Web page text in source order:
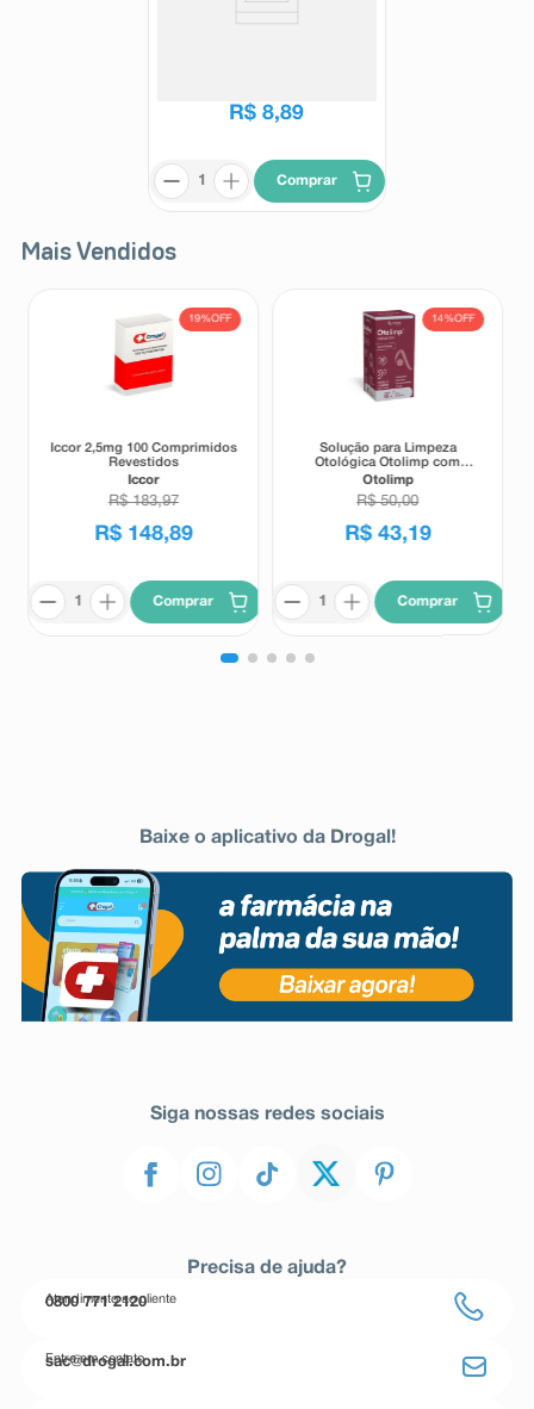
Chá Matte Leão Natural 450ml
R$ 8,89
Comprar
Mais Vendidos
19%OFF
Iccor 2,5mg 100 Comprimidos
Revestidos
Iccor
R$ 183,97
R$ 148,89
Comprar
14%OFF
Solução para Limpeza
Otológica Otolimp com
Gotejador 2ml
Otolimp
R$ 50,00
R$ 43,19
Comprar
Baixe o aplicativo da Drogal!
Siga nossas redes sociais
Precisa de ajuda?
Atendimento ao cliente
0800 771 2120
Entre em contato
sac@drogal.com.br